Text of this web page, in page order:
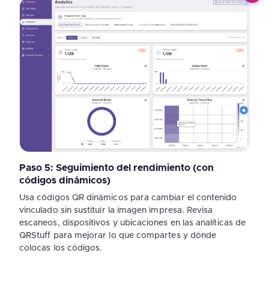
Paso 5: Seguimiento del rendimiento (con
códigos dinámicos)
Usa códigos QR dinámicos para cambiar el contenido
vinculado sin sustituir la imagen impresa. Revisa
escaneos, dispositivos y ubicaciones en las analíticas de
QRStuff para mejorar lo que compartes y dónde
colocas los códigos.